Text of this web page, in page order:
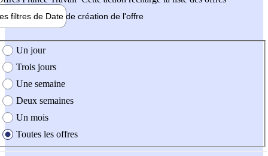
filtres de Date de création de l'offre
création de l'offre
Un jour
Trois jours
Une semaine
Deux semaines
Un mois
Toutes les offres